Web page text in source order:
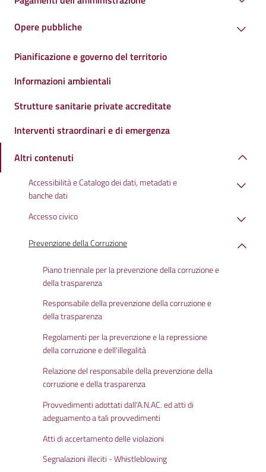
Opere pubbliche
Pianificazione e governo del territorio
Informazioni ambientali
Strutture sanitarie private accreditate
Interventi straordinari e di emergenza
Altri contenuti
Accessibilità e Catalogo dei dati, metadati e
banche dati
Accesso civico
Prevenzione della Corruzione
Piano triennale per la prevenzione della corruzione e
della trasparenza
Responsabile della prevenzione della corruzione e
della trasparenza
Regolamenti per la prevenzione e la repressione
della corruzione e dell'illegalità
Relazione del responsabile della prevenzione della
corruzione e della trasparenza
Provvedimenti adottati dall'A.N.AC. ed atti di
adeguamento a tali provvedimenti
Atti di accertamento delle violazioni
Segnalazioni illeciti - Whistleblowing